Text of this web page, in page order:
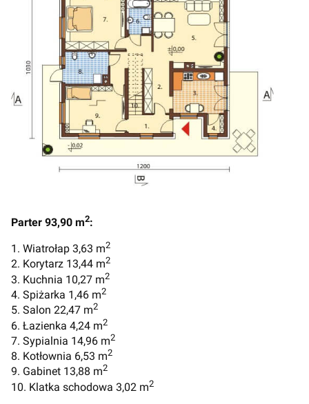
Parter 93,90 m2:
1. Wiatrołap 3,63 m2
2. Korytarz 13,44 m2
3. Kuchnia 10,27 m2
4. Spiżarka 1,46 m2
5. Salon 22,47 m2
6. Łazienka 4,24 m2
7. Sypialnia 14,96 m2
8. Kotłownia 6,53 m2
9. Gabinet 13,88 m2
10. Klatka schodowa 3,02 m2